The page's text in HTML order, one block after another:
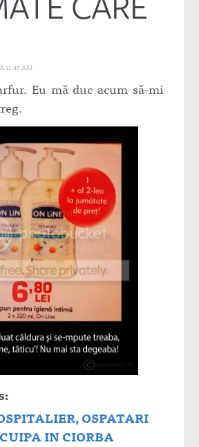
11:47 AM
Eu mă duc acum să-mi
OSPATARI
IN CIORBA